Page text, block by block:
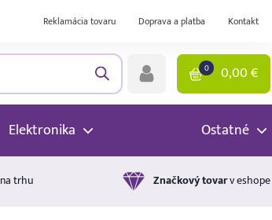
Reklamácia tovaru Doprava a platba Kontakt
0 0,00€
Elektronika Ostatné
na trhu Značkový tovarv eshope